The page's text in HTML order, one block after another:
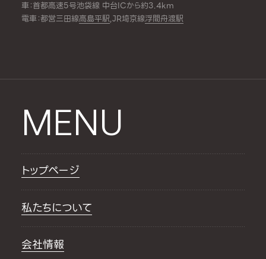
車：首都高速5号池袋線 中台ICから約3.4km
電車：都営三田線高島平駅,JR埼京線浮間舟渡駅
MENU
トップページ
私たちについて
会社情報